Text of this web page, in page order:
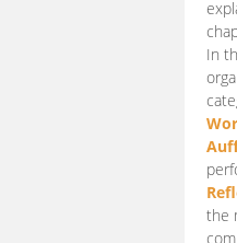
In
the